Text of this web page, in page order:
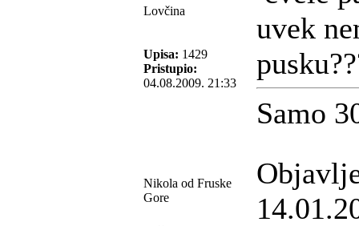
Lovčina
Upisa: 1429
Pristupio:
04.08.2009. 21:33
uvek
Samo
Nikola od Fruske
Gore